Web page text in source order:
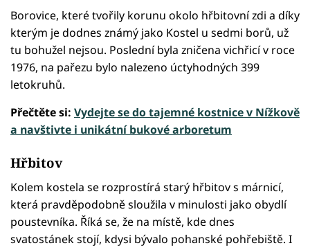
Borovice, které tvořily korunu okolo hřbitovní zdi a díky
kterým je dodnes známý jako Kostel u sedmi borů, už
tu bohužel nejsou. Poslední byla zničena vichřicí v roce
1976, na pařezu bylo nalezeno úctyhodných 399
letokruhů.
Přečtěte si: Vydejte se do tajemné kostnice v Nížkově
a navštivte i unikátní bukové arboretum
Hřbitov
Kolem kostela se rozprostírá starý hřbitov s márnicí,
která pravděpodobně sloužila v minulosti jako obydlí
poustevníka. Říká se, že na místě, kde dnes
svatostánek stojí, kdysi bývalo pohanské pohřebiště. I